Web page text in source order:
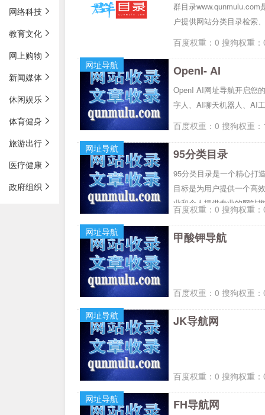
网络科技
教育文化
网上购物
新闻媒体
休闲娱乐
体育健身
旅游出行
医疗健康
政府组织
群目录www.qunmulu.com
户提供网站分类目录检索
百度权重：0 搜狗权重
网址导航
OpenI- AI
OpenI AI网址导航开启您
字人、AI聊天机器人、AI
百度权重：0 搜狗权重
网址导航
95分类目录
95分类目录是一个精心打
目标是为用户提供一个高
业和个人提供专业的网站
百度权重：0 搜狗权重
网址导航
甲酸钾导航
百度权重：0 搜狗权重
网址导航
JK导航网
百度权重：0 搜狗权重
网址导航
FH导航网